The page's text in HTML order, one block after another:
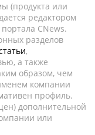
(продукта или
редактором
CNews.
разделов
,
а также
образом, чем
компании
профиль.
дополнительной
или